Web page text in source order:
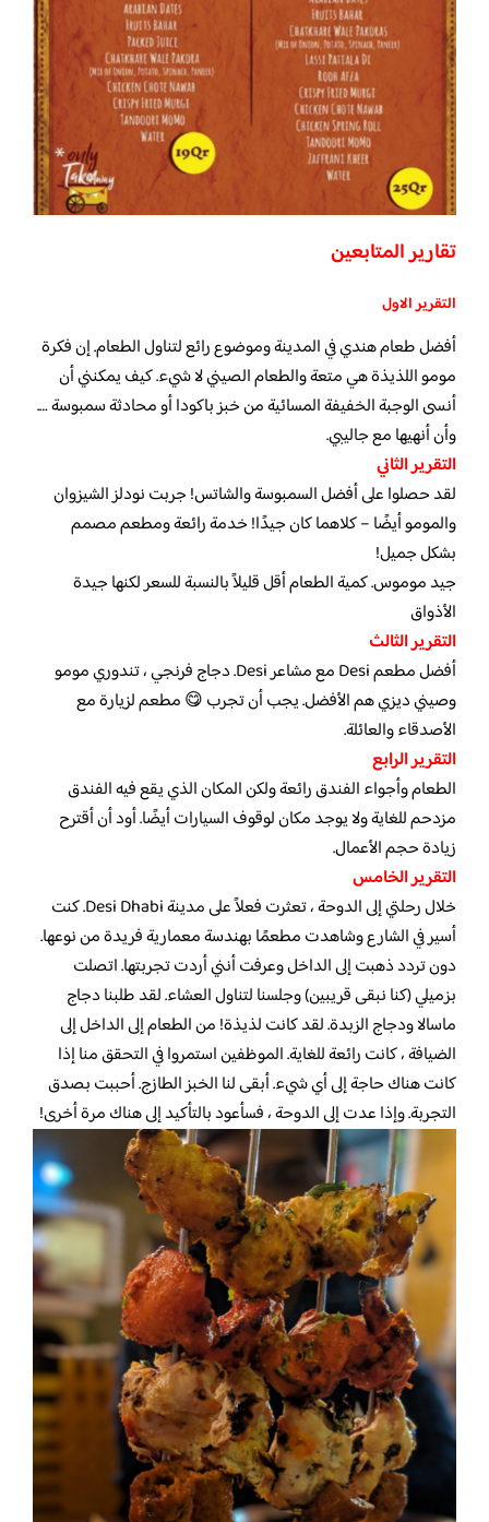
تقارير المتابعين
التقرير الاول
أفضل طعام هندي في المدينة وموضوع رائع لتناول الطعام. إن فكرة
مومو اللذيذة هي متعة والطعام الصيني لا شيء. كيف يمكنني أن
أنسى الوجبة الخفيفة المسائية من خبز باكودا أو محادثة سمبوسة ….
وأن أنهيها مع جاليبي.
التقرير الثاني
لقد حصلوا على أفضل السمبوسة والشاتس! جربت نودلز الشيزوان
والمومو أيضًا – كلاهما كان جيدًا! خدمة رائعة ومطعم مصمم
بشكل جميل!
جيد موموس. كمية الطعام أقل قليلاً بالنسبة للسعر لكنها جيدة
الأذواق
التقرير الثالث
أفضل مطعم Desi مع مشاعر Desi. دجاج فرنجي ، تندوري مومو
وصيني ديزي هم الأفضل. يجب أن تجرب 😋 مطعم لزيارة مع
الأصدقاء والعائلة.
التقرير الرابع
الطعام وأجواء الفندق رائعة ولكن المكان الذي يقع فيه الفندق
مزدحم للغاية ولا يوجد مكان لوقوف السيارات أيضًا. أود أن أقترح
زيادة حجم الأعمال.
التقرير الخامس
خلال رحلتي إلى الدوحة ، تعثرت فعلاً على مدينة Desi Dhabi. كنت
أسير في الشارع وشاهدت مطعمًا بهندسة معمارية فريدة من نوعها.
دون تردد ذهبت إلى الداخل وعرفت أنني أردت تجربتها. اتصلت
بزميلي (كنا نبقى قريبين) وجلسنا لتناول العشاء. لقد طلبنا دجاج
ماسالا ودجاج الزبدة. لقد كانت لذيذة! من الطعام إلى الداخل إلى
الضيافة ، كانت رائعة للغاية. الموظفين استمروا في التحقق منا إذا
كانت هناك حاجة إلى أي شيء. أبقى لنا الخبز الطازج. أحببت بصدق
التجربة. وإذا عدت إلى الدوحة ، فسأعود بالتأكيد إلى هناك مرة أخرى!